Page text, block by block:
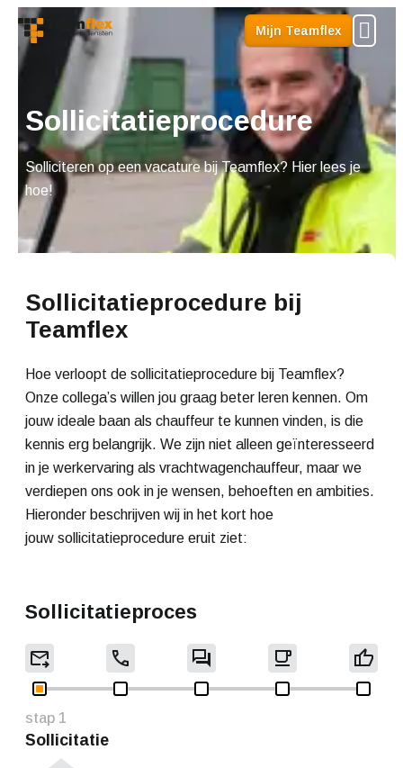
Mijn Teamflex
Sollicitatieprocedure
Solliciteren op een vacature bij Teamflex? Hier lees je
hoe!
Sollicitatieprocedure bij
Teamflex
Hoe verloopt de sollicitatieprocedure bij Teamflex?
Onze collega’s willen jou graag beter leren kennen. Om
jouw ideale baan als chauffeur te kunnen vinden, is die
kennis erg belangrijk. We zijn niet alleen geïnteresseerd
in je werkervaring als vrachtwagenchauffeur, maar we
verdiepen ons ook in je wensen, behoeften en ambities.
Hieronder beschrijven wij in het kort hoe
jouw sollicitatieprocedure eruit ziet:
Sollicitatieproces
Sollicitatie